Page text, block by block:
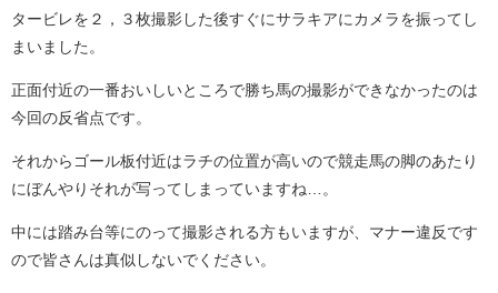
タービレを２，３枚撮影した後すぐにサラキアにカメラを振ってし
まいました。
正面付近の一番おいしいところで勝ち馬の撮影ができなかったのは
今回の反省点です。
それからゴール板付近はラチの位置が高いので競走馬の脚のあたり
にぼんやりそれが写ってしまっていますね…。
中には踏み台等にのって撮影される方もいますが、マナー違反です
ので皆さんは真似しないでください。